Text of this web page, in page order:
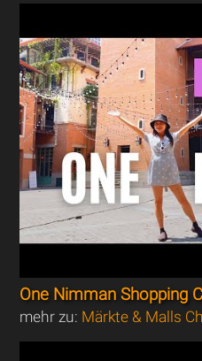
One Nimman Shopping
mehr zu: Märkte & Malls